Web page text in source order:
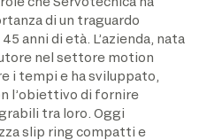
di un traguardo
anni di età. L’azienda, nata
nel settore motion
i tempi e ha sviluppato,
l’obiettivo di fornire
tra loro. Oggi
slip ring compatti e